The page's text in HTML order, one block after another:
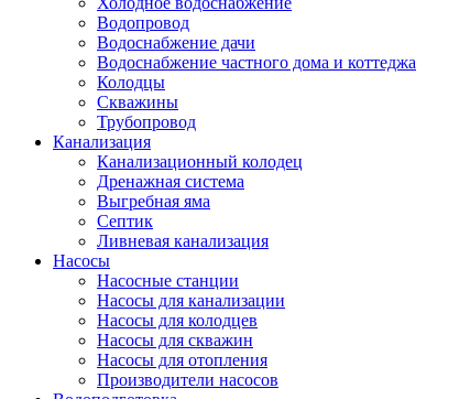
Водопровод
Водоснабжение дачи
Водоснабжение частного дома и коттеджа
Колодцы
Скважины
Трубопровод
Канализация
Канализационный колодец
Дренажная система
Выгребная яма
Септик
Ливневая канализация
Насосы
Насосные станции
Насосы для канализации
Насосы для колодцев
Насосы для скважин
Насосы для отопления
Производители насосов